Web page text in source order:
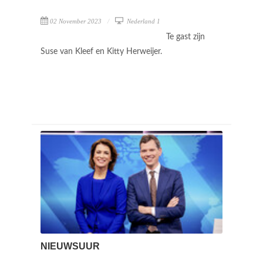
02 November 2023 Nederland 1
Te gast zijn
Suse van Kleef en Kitty Herweijer.
NIEUWSUUR